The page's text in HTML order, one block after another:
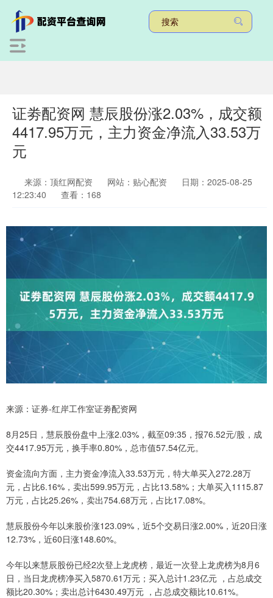
证劵配资网 慧辰股份涨2.03%，成交额
4417.95万元，主力资金净流入33.53万
元
来源：顶红网配资 网站：贴心配资
日期：2025-08-25
12:23:40
查看：168
来源：证券-红岸工作室证劵配资网
8月25日，慧辰股份盘中上涨2.03%，截至09:35，报76.52元/股，成
交4417.95万元，换手率0.80%，总市值57.54亿元。
资金流向方面，主力资金净流入33.53万元，特大单买入272.28万
元，占比6.16%，卖出599.95万元，占比13.58%；大单买入1115.87
万元，占比25.26%，卖出754.68万元，占比17.08%。
慧辰股份今年以来股价涨123.09%，近5个交易日涨2.00%，近20日涨
12.73%，近60日涨148.60%。
今年以来慧辰股份已经2次登上龙虎榜，最近一次登上龙虎榜为8月6
日，当日龙虎榜净买入5870.61万元；买入总计1.23亿元 ，占总成交
额比20.30%；卖出总计6430.49万元 ，占总成交额比10.61%。